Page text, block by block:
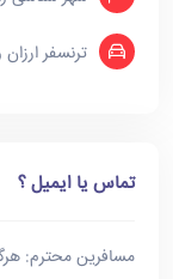
ترنسفر ارزان
تماس یا ایمیل ؟
مسافرین محترم: